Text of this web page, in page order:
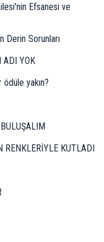
Efsanesi ve
Derin Sorunları
ADI YOK
yakın?
RENKLERİYLE KUTLADI